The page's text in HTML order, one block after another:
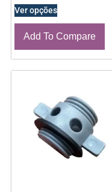
Ver opções
Add To Compare